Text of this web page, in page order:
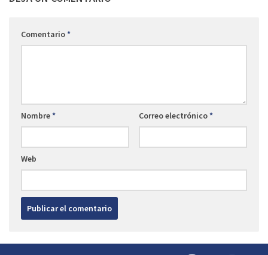
Comentario*
Nombre* Correo electrónico*
Web